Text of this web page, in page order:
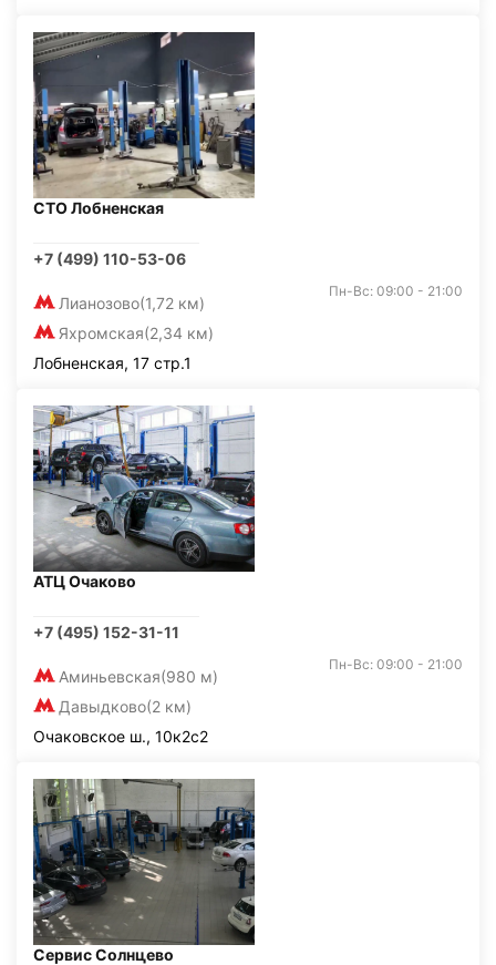
СТО Лобненская
+7 (499) 110-53-06
Лианозово(1,72 км)
Яхромская(2,34 км)
Пн-Вс: 09:00 - 21:00
Лобненская, 17 стр.1
АТЦ Очаково
+7 (495) 152-31-11
Аминьевская(980 м)
Давыдково(2 км)
Пн-Вс: 09:00 - 21:00
Очаковское ш., 10к2с2
Сервис Солнцево